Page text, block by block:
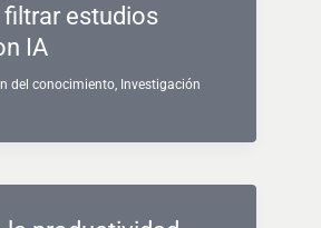
estudios
IA
del conocimiento, Investigación